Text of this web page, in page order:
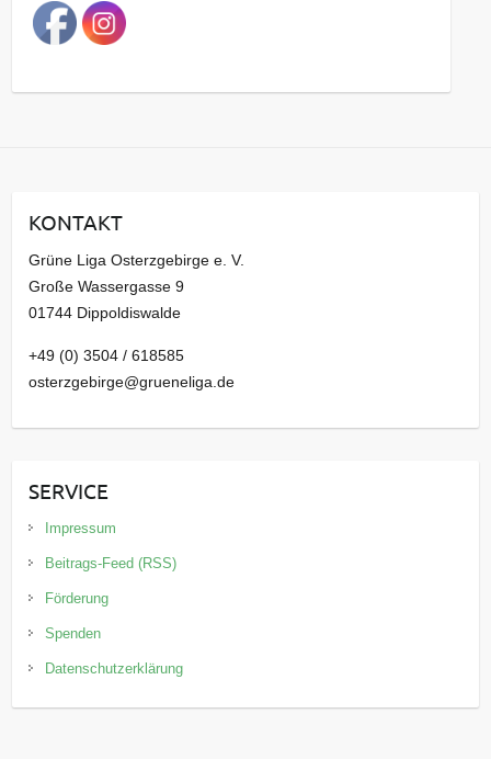
a
g
a
v
KONTAKT
Grüne Liga Osterzgebirge e. V.
Große Wassergasse 9
01744 Dippoldiswalde
+49 (0) 3504 / 618585
osterzgebirge@grueneliga.de
SERVICE
Impressum
Beitrags-Feed (RSS)
Förderung
Spenden
Datenschutzerklärung